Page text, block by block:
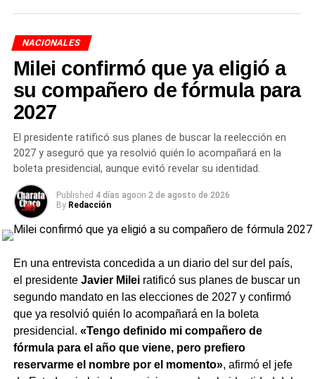
Un triunfo que también
incluyó al peronismo aliado
En el resto de los municipios, el resultado reflejó el
llamado «pacto de competencia controlada» entre el
Frente Cívico y sectores del Partido Justicialista
provincial: en localidades como Las Termas de Río
Hondo, Añatuya, Frías, Colonia Dora, Loreto, Selva y San
Pedro, el triunfo correspondió específicamente a
candidatos del PJ, aliados del oficialismo provincial,
mientras que el Frente Cívico retuvo directamente la
espacio que responde a Zamora terminó controlando la
totalidad de los municipios en disputa, entre Frente Cívico
y peronismo aliado.
A nivel provincial,La Libertad Avanzaquedó en un lejano
segundo lugar con el 8% de los votos, seguida por
Despierta Santiago con el 7%, en una jornada con una
NACIONALES
Milei confirmó que ya eligió a
su compañero de fórmula para
2027
El presidente ratificó sus planes de buscar la reelección en
2027 y aseguró que ya resolvió quién lo acompañará en la
boleta presidencial, aunque evitó revelar su identidad.
Published 4 días agoon 2 de agosto de 2026
By Redacción
En una entrevista concedida a un diario del sur del país,
el presidente Javier Mileiratificó sus planes de buscar un
segundo mandato en las elecciones de 2027 y confirmó
que ya resolvió quién lo acompañará en la boleta
presidencial. «Tengo definido mi compañero de
fórmula para el año que viene, pero prefiero
reservarme el nombre por el momento», afirmó el jefe